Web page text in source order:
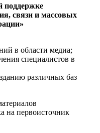
поддержке
связи и массовых
в области медиа;
специалистов в
различных баз
на первоисточник